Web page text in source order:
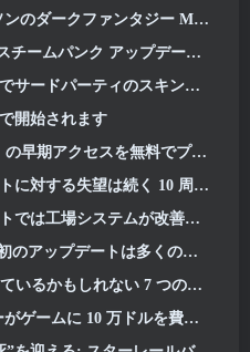
Embers Of The Uncrowned をチェックできます
アップデートで Icelake の霜に戻ります
ンを入手できることを期待しないでください
開始されます
クセスを無料でプレイしましょう
する失望は続く 10 周年記念
工場システムが改善されます
プデートは多くのことをもたらす
しれない 7 つの無料プレイ ゲーム
費やして特別賞を獲得したと伝えられている